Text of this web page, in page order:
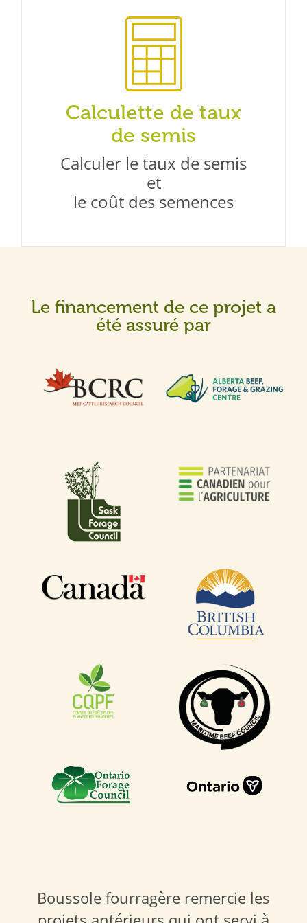
Calculette de taux
de semis
Calculer le taux de semis
et
le coût des semences
Le financement de ce projet a
été assuré par
Boussole fourragère remercie les